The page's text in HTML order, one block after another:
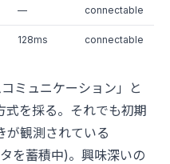
— connectable
128ms connectable
ミュニケーション」と
式を採る。それでも初期
が観測されている
を蓄積中)。興味深いの